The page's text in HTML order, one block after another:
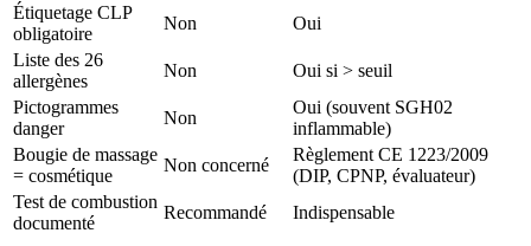
Étiquetage CLP
obligatoire
Non
Oui
Liste des 26
allergènes
Non
Oui si > seuil
Pictogrammes
danger
Non
Oui (souvent SGH02
inflammable)
Bougie de massage
= cosmétique
Non concerné
Règlement CE 1223/2009
(DIP, CPNP, évaluateur)
Test de combustion
documenté
Recommandé Indispensable